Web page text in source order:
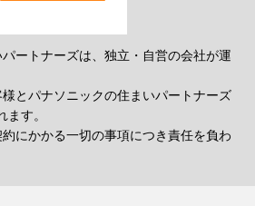
ートナーズは、独立・自営の会社が運
とパナソニックの住まいパートナーズ
す。
にかかる一切の事項につき責任を負わ